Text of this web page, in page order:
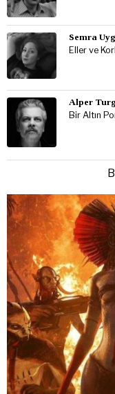
Semra
Eller ve
Alper
Bir Altın